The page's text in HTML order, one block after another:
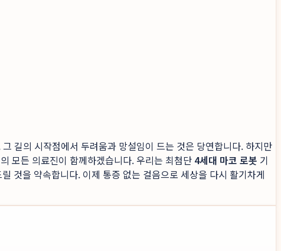
길의 시작점에서 두려움과 망설임이 드는 것은 당연합니다. 하지만
의 모든 의료진이 함께하겠습니다. 우리는 최첨단 4세대 마코 로봇 기
것을 약속합니다. 이제 통증 없는 걸음으로 세상을 다시 활기차게